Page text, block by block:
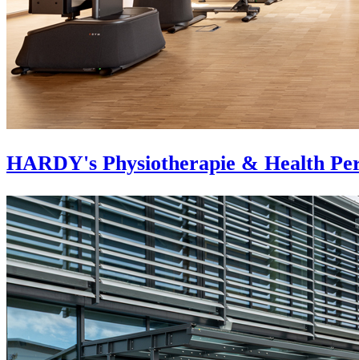
HARDY's Physiotherapie & Health